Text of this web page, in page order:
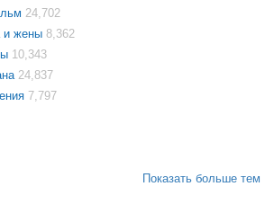
24,702
и жены 8,362
10,343
24,837
7,797
Показать больше тем